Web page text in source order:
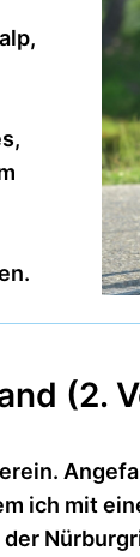
(2.
ich mit